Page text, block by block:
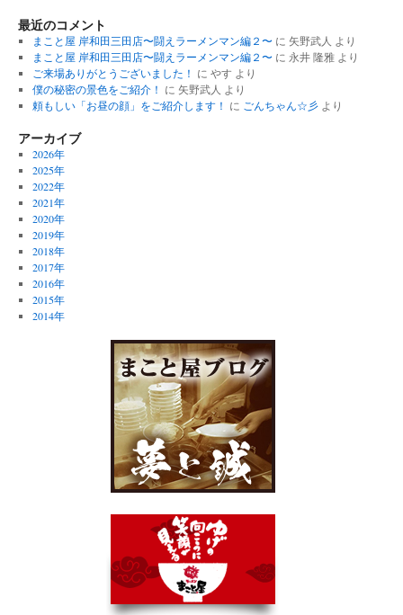
最近のコメント
まこと屋 岸和田三田店〜闘えラーメンマン編２〜に 矢野武人 より
まこと屋 岸和田三田店〜闘えラーメンマン編２〜に 永井 隆雅より
ご来場ありがとうございました！ に やす より
僕の秘密の景色をご紹介！ に 矢野武人 より
頼もしい「お昼の顔」をご紹介します！ に ごんちゃん☆彡より
アーカイブ
2026年
2025年
2022年
2021年
2020年
2019年
2018年
2017年
2016年
2015年
2014年